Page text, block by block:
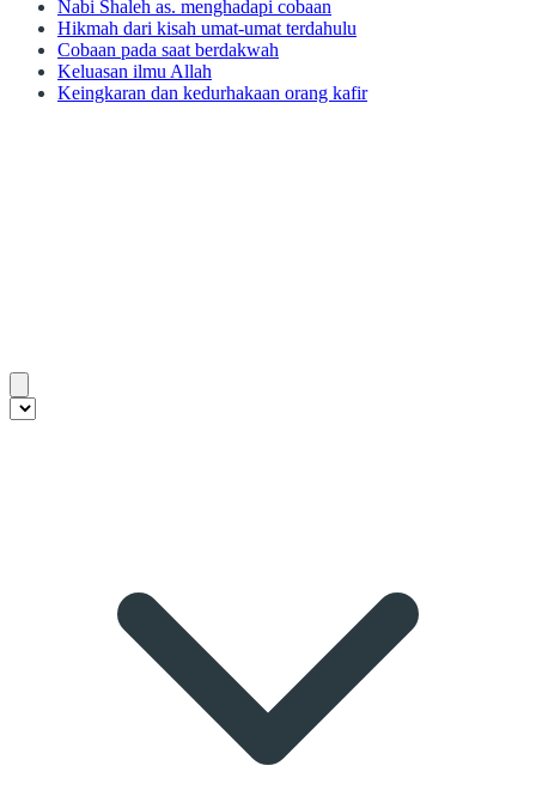
Nabi Shaleh as. menghadapi cobaan
Hikmah dari kisah umat-umat terdahulu
Cobaan pada saat berdakwah
Keluasan ilmu Allah
Keingkaran dan kedurhakaan orang kafir